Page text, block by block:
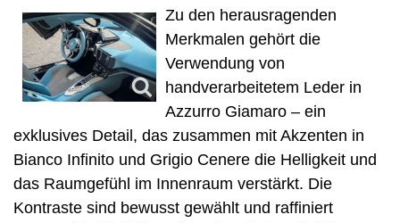
Zu den herausragenden
Merkmalen gehört die
Verwendung von
handverarbeitetem Leder in
Azzurro Giamaro – ein
exklusives Detail, das zusammen mit Akzenten in
Bianco Infinito und Grigio Cenere die Helligkeit und
das Raumgefühl im Innenraum verstärkt. Die
Kontraste sind bewusst gewählt und raffiniert